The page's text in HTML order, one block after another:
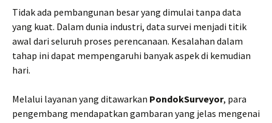
Tidak ada pembangunan besar yang dimulai tanpa data
yang kuat. Dalam dunia industri, data survei menjadi titik
awal dari seluruh proses perencanaan. Kesalahan dalam
tahap ini dapat mempengaruhi banyak aspek di kemudian
hari.
Melalui layanan yang ditawarkan PondokSurveyor, para
pengembang mendapatkan gambaran yang jelas mengenai